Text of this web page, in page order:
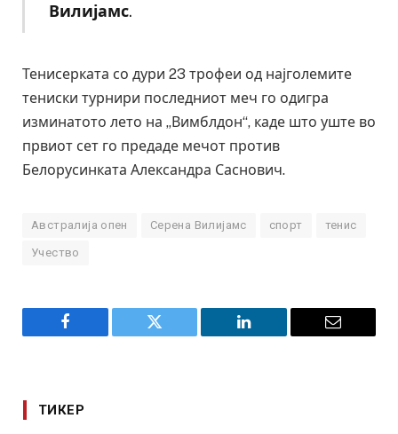
Вилијамс.
Тенисерката со дури 23 трофеи од најголемите
тениски турнири последниот меч го одигра
изминатото лето на „Вимблдон“, каде што уште во
првиот сет го предаде мечот против
Белорусинката Александра Саснович.
Австралија опен Серена Вилијамс спорт тенис
Учество
Facebook Twitter LinkedIn Email
ТИКЕР